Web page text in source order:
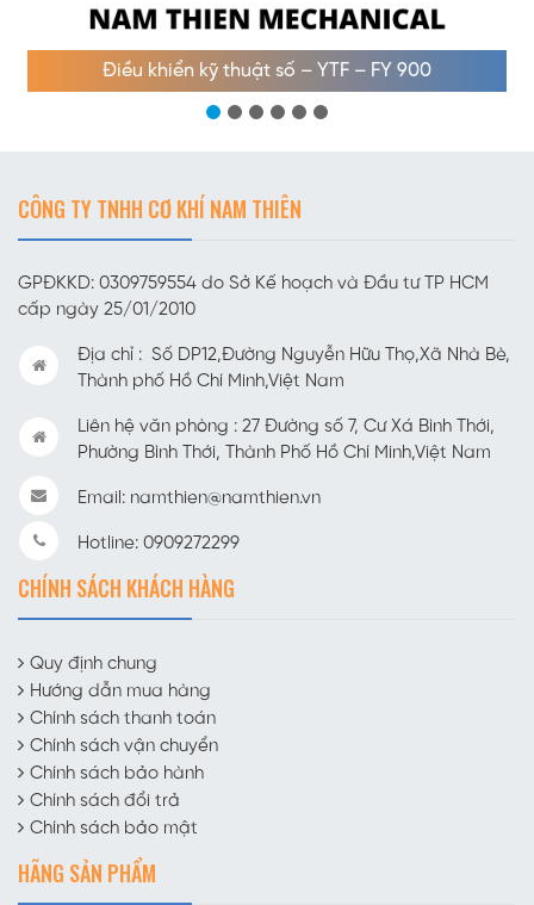
Điều khiển kỹ thuật số – YTF – FY 900
CÔNG TY TNHH CƠ KHÍ NAM THIÊN
GPĐKKD: 0309759554 do Sở Kế hoạch và Đầu tư TP HCM
cấp ngày 25/01/2010
Địa chỉ : Số DP12,Đường Nguyễn Hữu Thọ,Xã Nhà Bè,
Thành phố Hồ Chí Minh,Việt Nam
Liên hệ văn phòng : 27 Đường số 7, Cư Xá Bình Thới,
Phường Bình Thới, Thành Phố Hồ Chí Minh,Việt Nam
Email: namthien@namthien.vn
Hotline: 0909272299
CHÍNH SÁCH KHÁCH HÀNG
Quy định chung
Hướng dẫn mua hàng
Chính sách thanh toán
Chính sách vận chuyển
Chính sách bảo hành
Chính sách đổi trả
Chính sách bảo mật
HÃNG SẢN PHẨM